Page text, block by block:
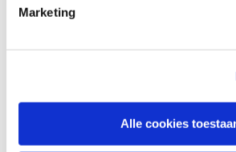
Marketing
Alle cookies
Crushgrind peper- en
450 mm
Artikelnummer: 32203